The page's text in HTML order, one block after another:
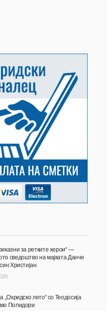
за ретките херои“ —
сведоштво на мајката Данче
Христијан
„Охридско лето“ со Теодосија
Полидори